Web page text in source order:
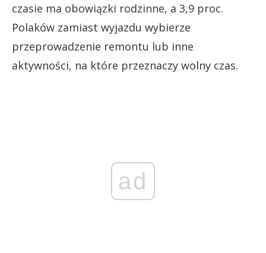
czasie ma obowiązki rodzinne, a 3,9 proc.
Polaków zamiast wyjazdu wybierze
przeprowadzenie remontu lub inne
aktywności, na które przeznaczy wolny czas.
ad